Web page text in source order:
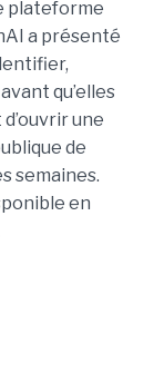
plateforme
a présenté
qu’elles
une
de
semaines.
en